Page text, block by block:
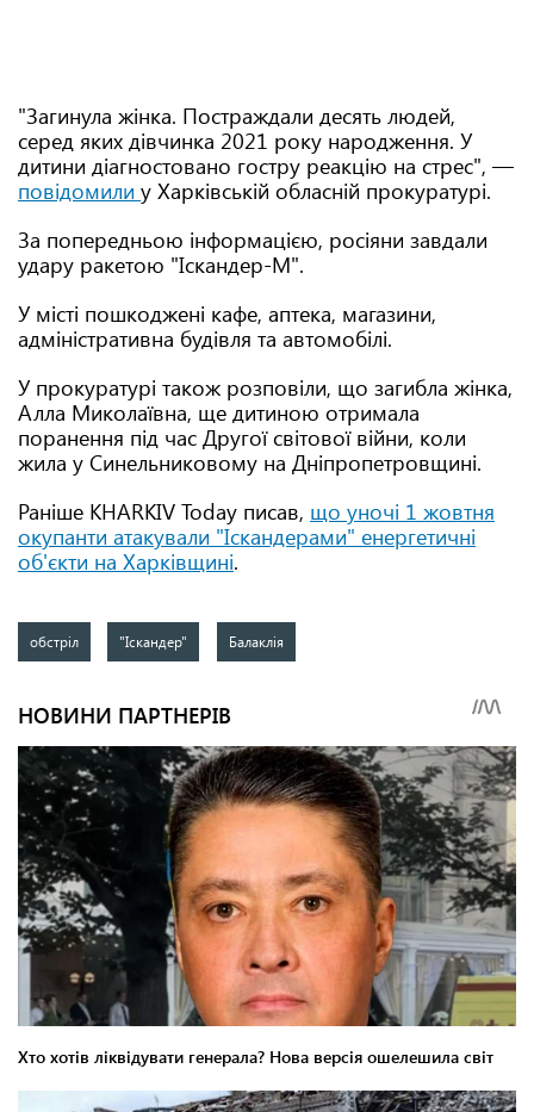
"Загинула жінка. Постраждали десять людей,
серед яких дівчинка 2021 року народження. У
дитини діагностовано гостру реакцію на стрес", —
повідомили у Харківській обласній прокуратурі.
За попередньою інформацією, росіяни завдали
удару ракетою "Іскандер-М".
У місті пошкоджені кафе, аптека, магазини,
адміністративна будівля та автомобілі.
У прокуратурі також розповіли, що загибла жінка,
Алла Миколаївна, ще дитиною отримала
поранення під час Другої світової війни, коли
жила у Синельниковому на Дніпропетровщині.
Раніше KHARKIV Today писав, що уночі 1 жовтня
окупанти атакували "Іскандерами" енергетичні
об'єкти на Харківщині.
обстріл "Іскандер" Балаклія